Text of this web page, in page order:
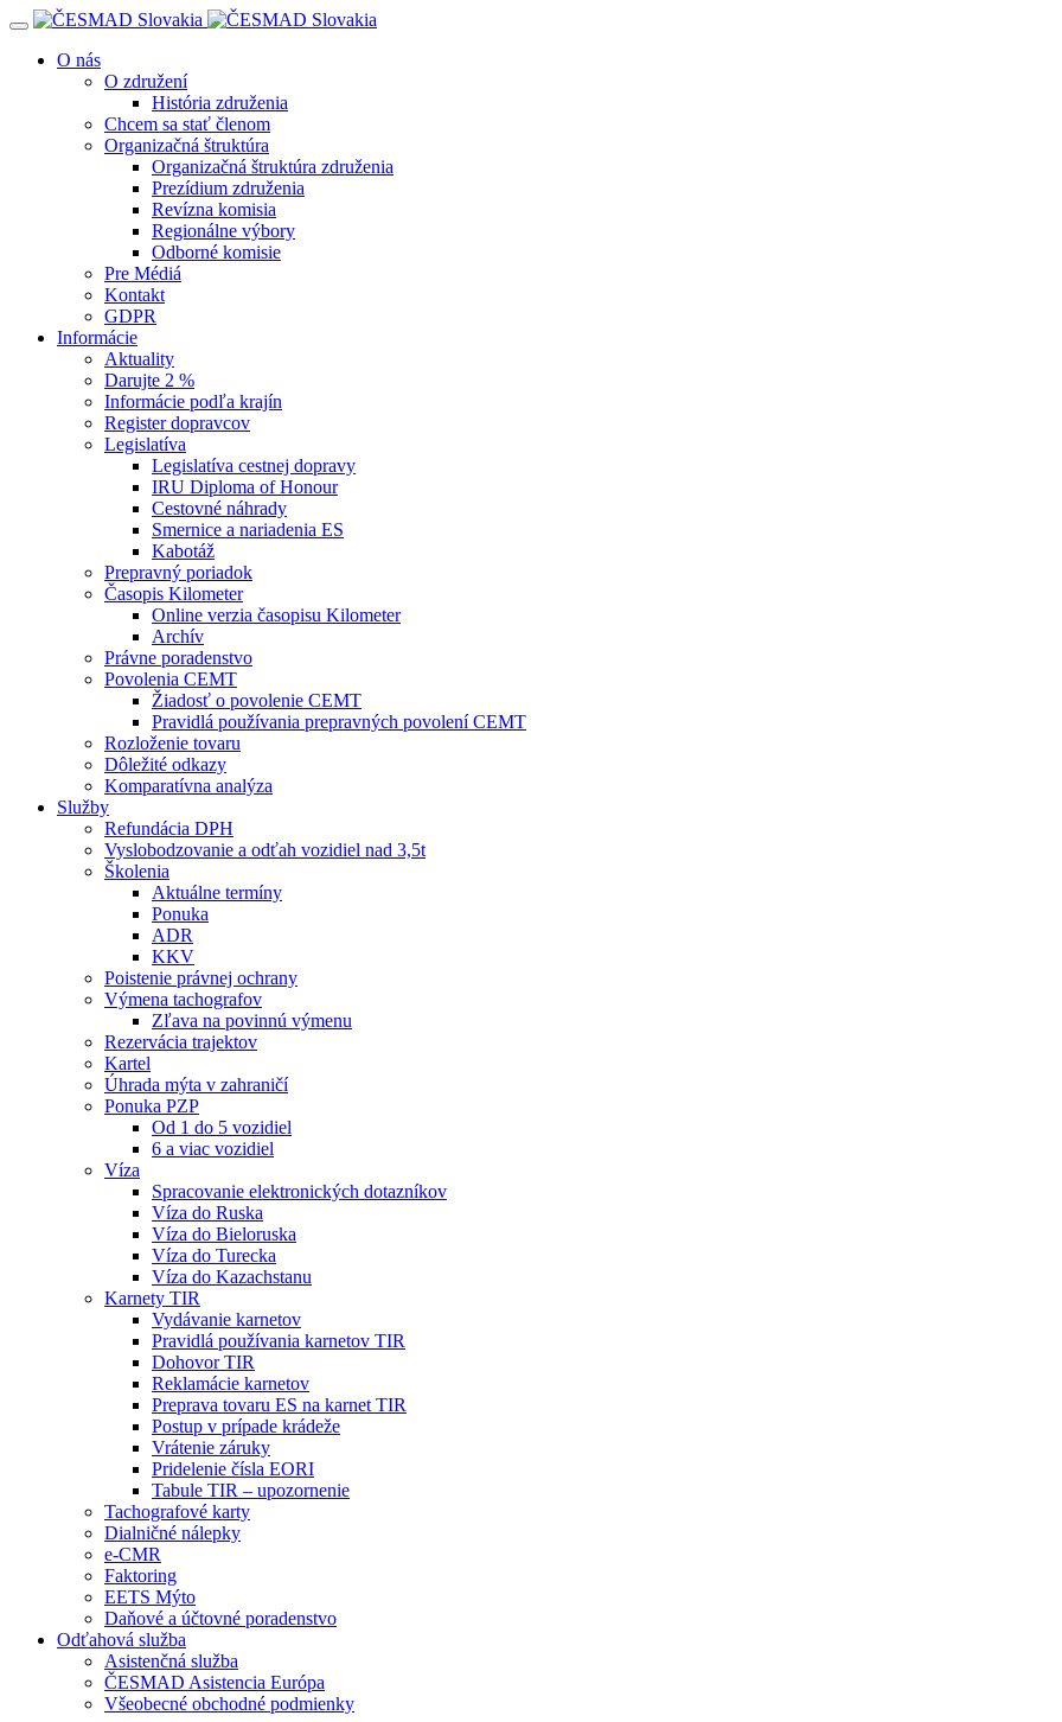
Navigácia
O nás
O združení
História združenia
Chcem sa stať členom
Organizačná štruktúra
Organizačná štruktúra združenia
Prezídium združenia
Revízna komisia
Regionálne výbory
Odborné komisie
Pre Médiá
Kontakt
GDPR
Informácie
Aktuality
Darujte 2 %
Informácie podľa krajín
Register dopravcov
Legislatíva
Legislatíva cestnej dopravy
IRU Diploma of Honour
Cestovné náhrady
Smernice a nariadenia ES
Kabotáž
Prepravný poriadok
Časopis Kilometer
Online verzia časopisu Kilometer
Archív
Právne poradenstvo
Povolenia CEMT
Žiadosť o povolenie CEMT
Pravidlá používania prepravných povolení CEMT
Rozloženie tovaru
Dôležité odkazy
Komparatívna analýza
Služby
Refundácia DPH
Vyslobodzovanie a odťah vozidiel nad 3,5t
Školenia
Aktuálne termíny
Ponuka
ADR
KKV
Poistenie právnej ochrany
Výmena tachografov
Zľava na povinnú výmenu
Rezervácia trajektov
Kartel
Úhrada mýta v zahraničí
Ponuka PZP
Od 1 do 5 vozidiel
6 a viac vozidiel
Víza
Spracovanie elektronických dotazníkov
Víza do Ruska
Víza do Bieloruska
Víza do Turecka
Víza do Kazachstanu
Karnety TIR
Vydávanie karnetov
Pravidlá používania karnetov TIR
Dohovor TIR
Reklamácie karnetov
Preprava tovaru ES na karnet TIR
Postup v prípade krádeže
Vrátenie záruky
Pridelenie čísla EORI
Tabule TIR – upozornenie
Tachografové karty
Dialničné nálepky
e-CMR
Faktoring
EETS Mýto
Daňové a účtovné poradenstvo
Odťahová služba
Asistenčná služba
ČESMAD Asistencia Európa
Všeobecné obchodné podmienky